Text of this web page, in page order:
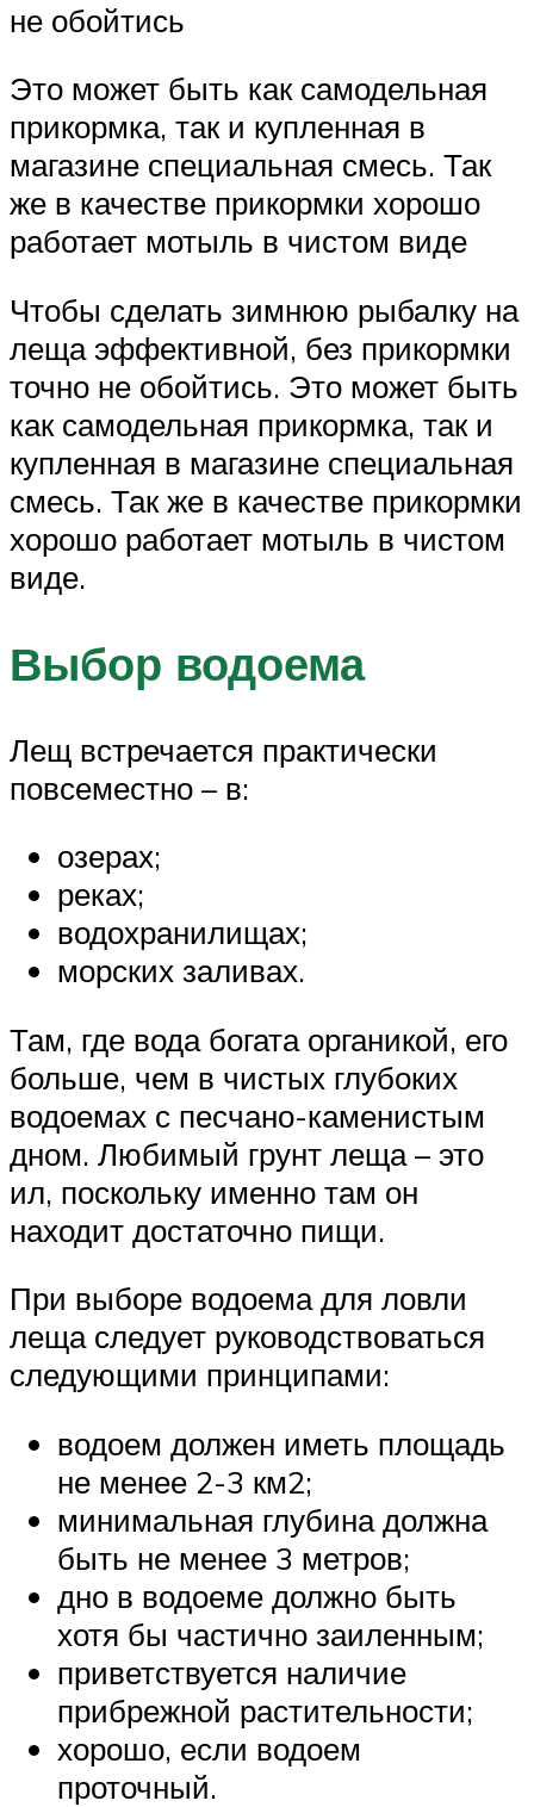
не обойтись
Это может быть как самодельная
прикормка, так и купленная в
магазине специальная смесь. Так
же в качестве прикормки хорошо
работает мотыль в чистом виде
Чтобы сделать зимнюю рыбалку на
леща эффективной, без прикормки
точно не обойтись. Это может быть
как самодельная прикормка, так и
купленная в магазине специальная
смесь. Так же в качестве прикормки
хорошо работает мотыль в чистом
виде.
Выбор водоема
Лещ встречается практически
повсеместно – в:
озерах;
реках;
водохранилищах;
морских заливах.
Там, где вода богата органикой, его
больше, чем в чистых глубоких
водоемах с песчано-каменистым
дном. Любимый грунт леща – это
ил, поскольку именно там он
находит достаточно пищи.
При выборе водоема для ловли
леща следует руководствоваться
следующими принципами:
водоем должен иметь площадь
не менее 2-3 км2;
минимальная глубина должна
быть не менее 3 метров;
дно в водоеме должно быть
хотя бы частично заиленным;
приветствуется наличие
прибрежной растительности;
хорошо, если водоем
проточный.